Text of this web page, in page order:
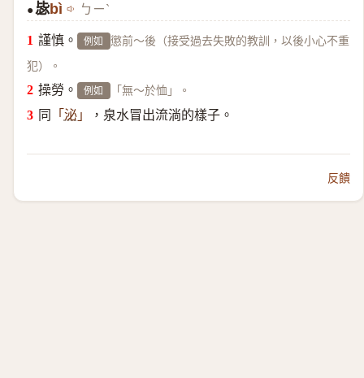
●毖bì ㄅㄧˋ
謹慎。 例如 懲前～後（接受過去失敗的教訓，以後小心不重
犯）。
操勞。 例如 「無～於恤」。
同 「 泌」 ，泉水冒出流淌的樣子。
反饋